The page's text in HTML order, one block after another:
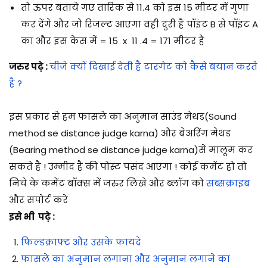
तो ऊपर बताये गए तारिक से 11.4 को इस 15 मीटर में गुणा
कर देंगे और जो रिजल्ट आएगा वही दुरी है पॉइंट B से पॉइंट A
का और इस केस में = 15 x 11 .4 = 171 मीटर है
जरुर पढ़े :चीजे क्यों दिखाई देती है टारगेट को कैसे बयान करते
है ?
इस प्रकार से हम फासले का अनुमान साउंड मेथड(Sound
method se distance judge karna) और बेअरिंग मेथड
(Bearing method se distance judge karna)से मालूम कर
सकते है ! उम्मीद है की पोस्ट पसंद आएगा ! कोई कमेंट हो तो
निचे के कमेंट बॉक्स में जरुर लिखे और ब्लॉग कोसब्सक्राइब
और सपोर्ट करे
इसे भी पढ़े :
फिल्डक्राफ्ट और उसके फायदे
फासले का अनुमान लगाना और अनुमान लगाने का